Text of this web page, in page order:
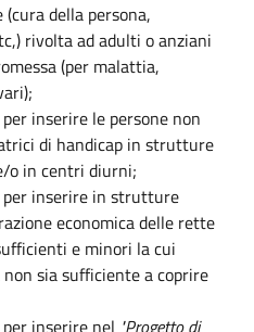
della persona,
rivolta ad adulti o anziani
(per malattia,
inserire le persone non
di handicap in strutture
o in centri diurni;
inserire in strutture
economica delle rette
e minori la cui
sia sufficiente a coprire
inserire nel "Progetto di